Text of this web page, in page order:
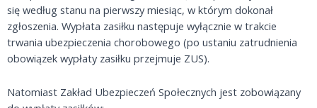
się według stanu na pierwszy miesiąc, w którym dokonał
zgłoszenia. Wypłata zasiłku następuje wyłącznie w trakcie
trwania ubezpieczenia chorobowego (po ustaniu zatrudnienia
obowiązek wypłaty zasiłku przejmuje ZUS).
Natomiast Zakład Ubezpieczeń Społecznych jest zobowiązany